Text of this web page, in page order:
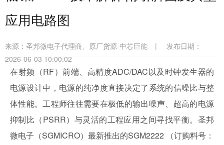
应用电路图
来源： 圣邦微电子代理商、原厂货源-中芯巨能 |
发布日期：
2026-06-03 10:00:02
在射频（RF）前端、高精度ADC/DAC以及时钟发生器的
电源设计中，电源的纯净度直接决定了系统的信噪比与整
体性能。工程师往往需要在极低的输出噪声、超高的电源
抑制比（PSRR）与灵活的工程应用之间寻找平衡。圣邦
微电子（SGMICRO）最新推出的SGM2222 （订购料号：